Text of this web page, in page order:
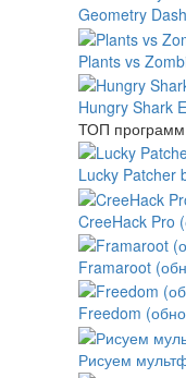
Geometry
Plants vs
Hungry Shark
ТОП программ
Lucky Patcher
CreeHack Pro
Framaroot
Freedom
Рисуем